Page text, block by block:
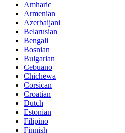
Amharic
Armenian
Azerbaijani
Belarusian
Bengali
Bosnian
Bulgarian
Cebuano
Chichewa
Corsican
Croatian
Dutch
Estonian
Filipino
Finnish